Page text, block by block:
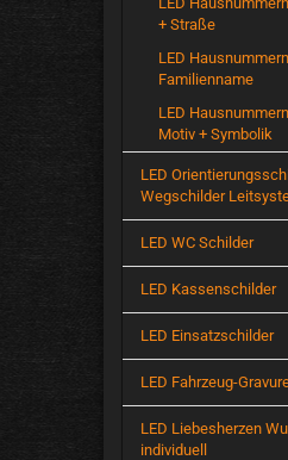
+ Straße
LED
Familienname
LED
Motiv + Symbolik
LED
Wegschilder
LED WC Schilder
LED Kassenschilder
LED Einsatzschilder
LED Fahrzeug-
LED Liebesherzen
individuell